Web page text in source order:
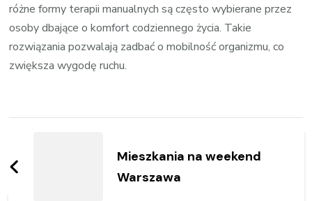
różne formy terapii manualnych są często wybierane przez
osoby dbające o komfort codziennego życia. Takie
rozwiązania pozwalają zadbać o mobilność organizmu, co
zwiększa wygodę ruchu.
wpisy
Mieszkania na weekend
Warszawa